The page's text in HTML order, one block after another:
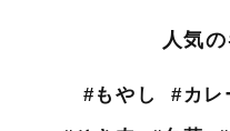
人気
#もやし #カレ